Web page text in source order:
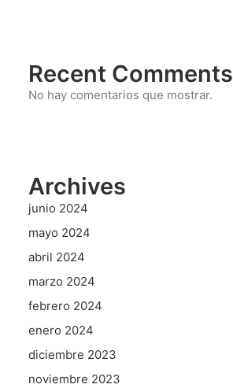
Recent Comments
No hay comentarios que mostrar.
Archives
junio 2024
mayo 2024
abril 2024
marzo 2024
febrero 2024
enero 2024
diciembre 2023
noviembre 2023